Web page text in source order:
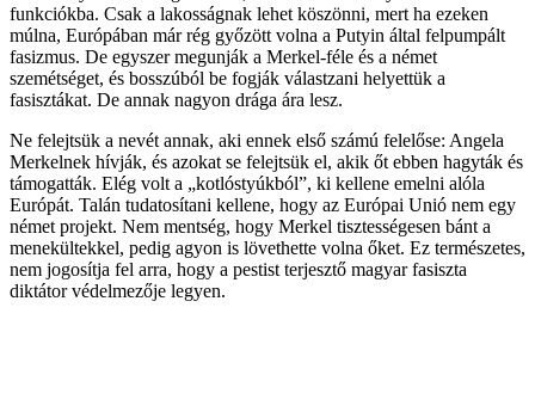
funkciókba. Csak a lakosságnak lehet köszönni, mert ha ezeken
múlna, Európában már rég győzött volna a Putyin által felpumpált
fasizmus. De egyszer megunják a Merkel-féle és a német
szemétséget, és bosszúból be fogják válastzani helyettük a
fasisztákat. De annak nagyon drága ára lesz.
Ne felejtsük a nevét annak, aki ennek első számú felelőse: Angela
Merkelnek hívják, és azokat se felejtsük el, akik őt ebben hagyták és
támogatták. Elég volt a „kotlóstyúkból”, ki kellene emelni alóla
Európát. Talán tudatosítani kellene, hogy az Európai Unió nem egy
német projekt. Nem mentség, hogy Merkel tisztességesen bánt a
menekültekkel, pedig agyon is lövethette volna őket. Ez természetes,
nem jogosítja fel arra, hogy a pestist terjesztő magyar fasiszta
diktátor védelmezője legyen.